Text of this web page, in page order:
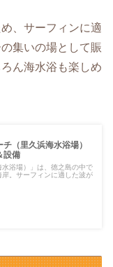
、サーフィンに適
集いの場として賑
ん海水浴も楽しめ
（里久浜海水浴場）
設備
水浴場）」は、徳之島の中で
。サーフィンに適した波が